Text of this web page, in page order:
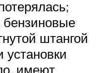
бензиновые
штангой
установки
имеют